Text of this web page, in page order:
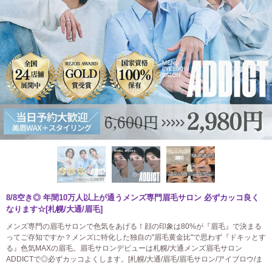
8/8空き◎ 年間10万人以上が通うメンズ専門眉毛サロン 必ずカッコ良く
なります☆[札幌/大通/眉毛]
メンズ専門の眉毛サロンで色気をあげる！顔の印象は80%が『眉毛』で決まる
ってご存知ですか？メンズに特化した独自の"眉毛黄金比"で思わず『ドキッとす
る』色気MAXの眉毛。眉毛サロンデビューは札幌/大通メンズ眉毛サロン
ADDICTで◎必ずカッコよくします。[札幌/大通/眉毛/眉毛サロン/アイブロウ/ま